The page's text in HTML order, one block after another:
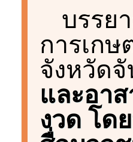
บรรย
การเก
จังหวัด
และอา
งวด โด